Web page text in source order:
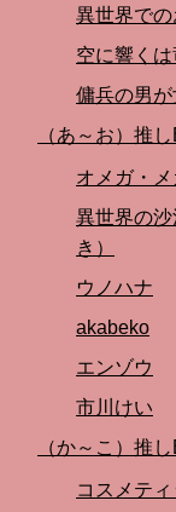
異世界での
空に響くは
傭兵の男が
（あ～お）推
オメガ・メ
異世界の
き）
ウノハナ
akabeko
エンゾウ
市川けい
（か～こ）推
コスメテ